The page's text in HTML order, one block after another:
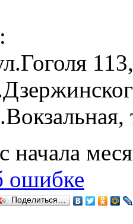
начала
ошибке
Поделиться…